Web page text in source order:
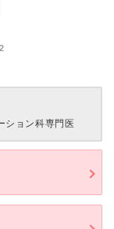
ション科専門医